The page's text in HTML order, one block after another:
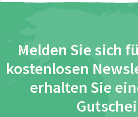
Melden Sie sich
kostenlosen
erhalten Sie